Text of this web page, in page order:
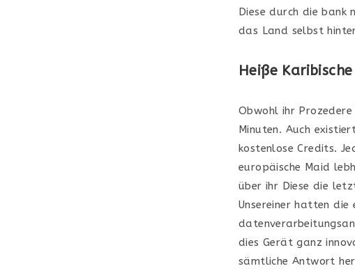
Diese durch die
das Land selbst
Heiße
Obwohl ihr
Minuten. Auch
kostenlose Credits.
europäische Maid
über ihr Diese die
Unsereiner hatten die
dies Gerät ganz
sämtliche Antwort